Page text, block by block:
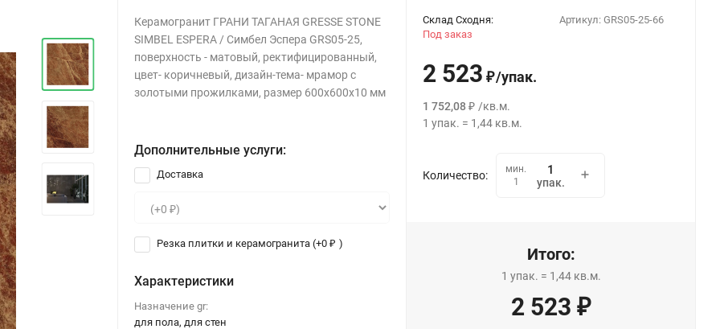
Керамогранит ГРАНИ ТАГАНАЯ GRESSE STONE
SIMBEL ESPERA / Симбел Эспера GRS05-25,
поверхность - матовый, ректифицированный,
цвет- коричневый, дизайн-тема- мрамор с
золотыми прожилками, размер 600x600x10 мм
Дополнительные услуги:
Доставка
Резка плитки и керамогранита (+0₽ )
Характеристики
Назначение gr:
для пола, для стен
Артикул: GRS05-25-66
Склад Сходня:
Под заказ
2 523 ₽/упак.
1 752,08 ₽ /кв.м.
1 упак. = 1,44 кв.м.
Количество:
мин.
1
упак.
Итого:
1 упак. = 1,44 кв.м.
2 523 ₽